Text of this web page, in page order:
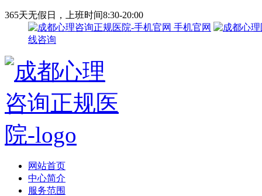
365天无假日，上班时间8:30-20:00
手机官网
线咨询
网站首页
中心简介
服务范围